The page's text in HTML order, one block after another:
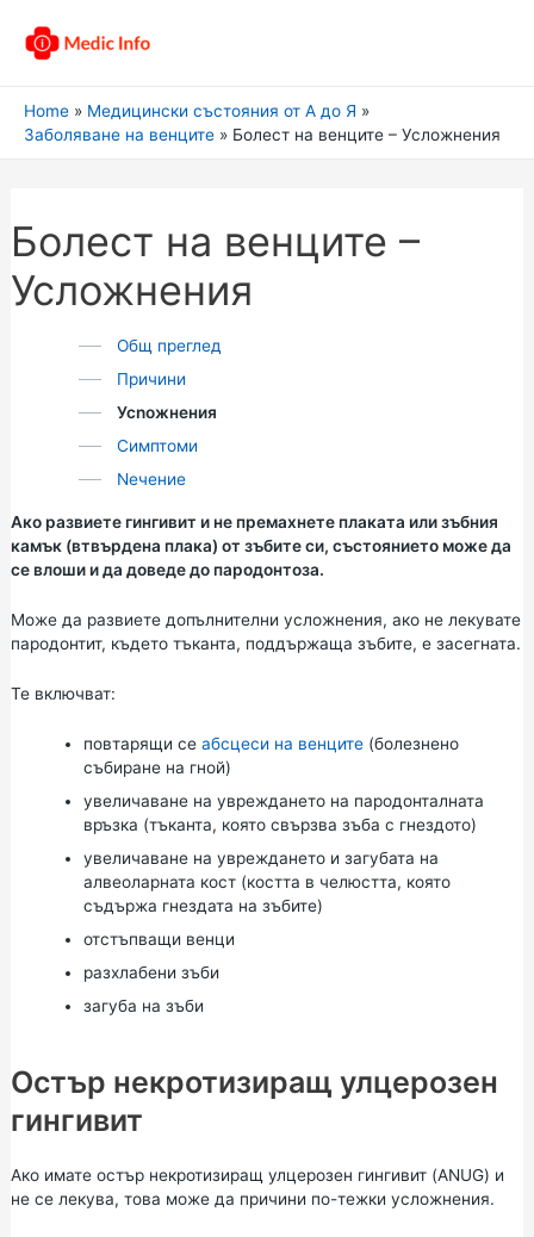
Home
Медицински състояния от А до Я
Заболяване на венците
Болест на венците – Усложнения
Болест на венците –
Усложнения
Общ преглед
Причини
Усnожнения
Симптоми
Nечение
Ако развиете гингивит и не премахнете плаката или зъбния
камък (втвърдена плака) от зъбите си, състоянието може да
се влоши и да доведе до пародонтоза.
Може да развиете допълнителни усложнения, ако не лекувате
пародонтит, където тъканта, поддържаща зъбите, е засегната.
Те включват:
повтарящи се абсцеси на венците(болезнено
събиране на гной)
увеличаване на увреждането на пародонталната
връзка (тъканта, която свързва зъба с гнездото)
увеличаване на увреждането и загубата на
алвеоларната кост (костта в челюстта, която
съдържа гнездата на зъбите)
отстъпващи венци
разхлабени зъби
загуба на зъби
Остър некротизиращ улцерозен
гингивит
Ако имате остър некротизиращ улцерозен гингивит (ANUG) и
не се лекува, това може да причини по-тежки усложнения.